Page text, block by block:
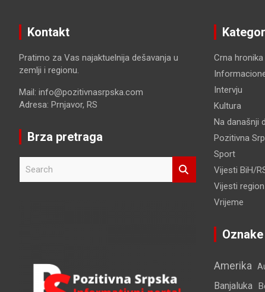
Kontakt
Pratimo za Vas najaktuelnija dešavanja u
zemlji i regionu.
Mail: info@pozitivnasrpska.com
Adresa: Prnjavor, RS
Brza pretraga
Crna hronika
Intervju
Kultura
Na današnji
Pozitivna
Sport
Vijesti BiH/
Vijesti region
Vrijeme
Oznake
Amerika
Banjaluka